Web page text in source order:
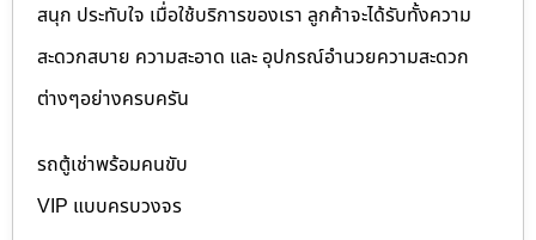
สนุก ประทับใจ เมื่อใช้บริการของเรา ลูกค้าจะได้รับทั้งความ
สะดวกสบาย ความสะอาด และ อุปกรณ์อำนวยความสะดวก
ต่างๆอย่างครบครัน
รถตู้เช่าพร้อมคนขับ
VIP แบบครบวงจร